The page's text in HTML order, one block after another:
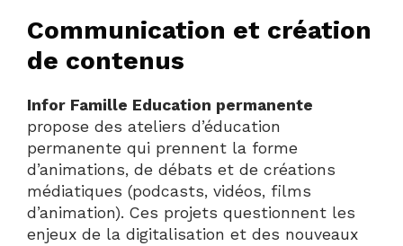
Communication et création
de contenus
Infor Famille Education permanente
propose des ateliers d’éducation
permanente qui prennent la forme
d’animations, de débats et de créations
médiatiques (podcasts, vidéos, films
d’animation). Ces projets questionnent les
enjeux de la digitalisation et des nouveaux